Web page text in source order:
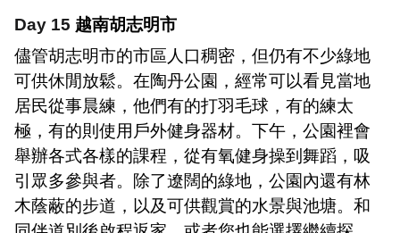
Day 15 越南胡志明市
儘管胡志明市的市區人口稠密，但仍有不少綠地
可供休閒放鬆。在陶丹公園，經常可以看見當地
居民從事晨練，他們有的打羽毛球，有的練太
極，有的則使用戶外健身器材。下午，公園裡會
舉辦各式各樣的課程，從有氧健身操到舞蹈，吸
引眾多參與者。除了遼闊的綠地，公園內還有林
木蔭蔽的步道，以及可供觀賞的水景與池塘。和